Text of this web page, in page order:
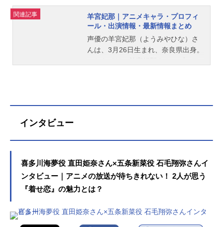
関連記事
羊宮妃那｜アニメキャラ・プロフィ
ール・出演情報・最新情報まとめ
声優の羊宮妃那（ようみやひな）さ
んは、3月26日生まれ、奈良県出身。
インタビュー
喜多川海夢役 直田姫奈さん×五条新菜役 石毛翔弥さんイ
ンタビュー｜アニメの放送が待ちきれない！ 2人が思う
『着せ恋』の魅力とは？